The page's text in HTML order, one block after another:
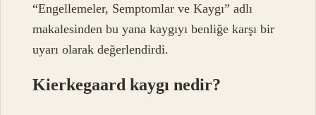
“Engellemeler, Semptomlar ve Kaygı” adlı
makalesinden bu yana kaygıyı benliğe karşı bir
uyarı olarak değerlendirdi.
Kierkegaard kaygı nedir?